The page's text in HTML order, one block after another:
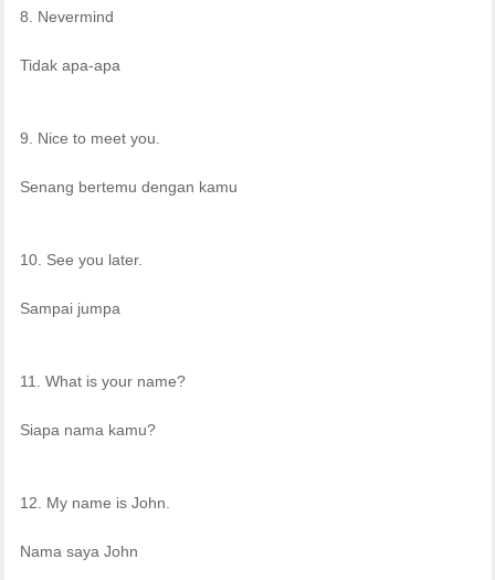
8. Nevermind
Tidak apa-apa
9. Nice to meet you.
Senang bertemu dengan kamu
10. See you later.
Sampai jumpa
11. What is your name?
Siapa nama kamu?
12. My name is John.
Nama saya John